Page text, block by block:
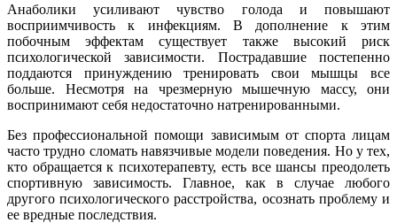
Анаболики усиливают чувство голода и повышают
восприимчивость к инфекциям. В дополнение к этим
побочным эффектам существует также высокий риск
психологической зависимости. Пострадавшие постепенно
поддаются принуждению тренировать свои мышцы все
больше. Несмотря на чрезмерную мышечную массу, они
воспринимают себя недостаточно натренированными.
Без профессиональной помощи зависимым от спорта лицам
часто трудно сломать навязчивые модели поведения. Но у тех,
кто обращается к психотерапевту, есть все шансы преодолеть
спортивную зависимость. Главное, как в случае любого
другого психологического расстройства, осознать проблему и
ее вредные последствия.